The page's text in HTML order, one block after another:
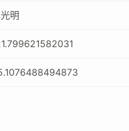
明